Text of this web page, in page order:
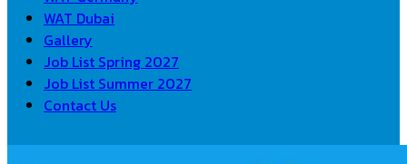
WAT Dubai
Gallery
Job List Spring 2027
Job List Summer 2027
Contact Us